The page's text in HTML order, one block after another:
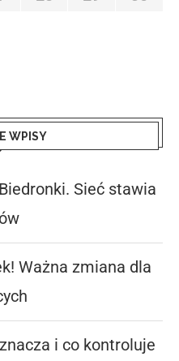
WPISY
Sieć stawia
Ważna zmiana dla
i co kontroluje